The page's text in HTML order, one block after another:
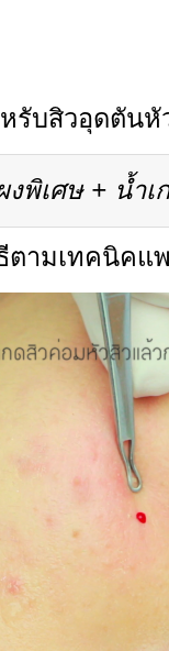
รับสิวอุดตัน
งพิเศษ + น้ำเ
ตามเทคนิคแ